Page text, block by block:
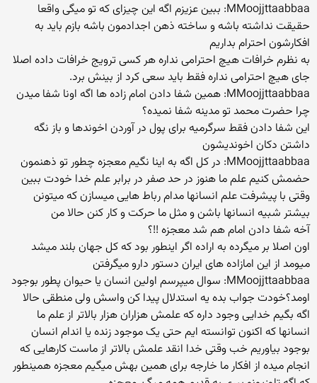
MMoojjttaabbaa: ببین عزیزم اگه این چیزای که تو میگی واقعا
حقیقت نداشته باشه و ساخته ذهن اجدادمون باشه بازم باید به
افکارشون احترام بداریم
به نظرم خرافات هیچ احترامی نداره هر کسی ترویج خرافات داده اصلا
جای هیچ احترامی نداره فقط باید سعی کرد از بینش برد.
MMoojjttaabbaa: همین شفا دادن امام زاده ها اگه اونا شفا میدن
چرا حضرت محمد تو مدینه شفا نمیده؟
این شفا دادن فقط سرگرمیه برای پول در آوردن اخوندها و باز نگه
داشتن دکان اخوندیشون
MMoojjttaabbaa: در کل اگه به اینا نگیم معجزه چطور تو ذهنمون
حضمش کنیم علم ما هنوز در حد صفر در برابر علم خدا خودت ببین
وقتی با پیشرفت علم انسانها مدام رباط هایی میسازن که میتونن
بیشتر شبیه انسانها باشن و مثل ما حرکت و کار کنن حالا من
آخه شفا دادن امام هم شد معجزه !!؟
اون اصلا بر میگرده به اراده اگر اینطور بود که کل جهان بلند میشد
میومد از این امازاده های ایران دستور دارو میگرفتن
MMoojjttaabbaa: سوال میپرسم اولین انسان یا حیوان پطور بوجود
اومد؟خودت جواب بده یه استدلال پیدا کن واسش ولی منطقی حالا
اگه بگیم خدایی وجود داره که علمش هزاران هزار بالاتر از علم ما
انسانها که اکنون توانسته ایم حتی یک موجود زنده یا اندام انسان
بوجود بیاوریم خب وقتی خدا انقد علمش بالاتر از ماست کارهایی که
انجام میده از افکار ما خارجه برای همین بهش میگیم معجزه همینطور